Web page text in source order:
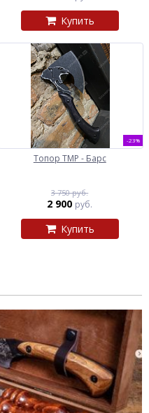
Купить
-23%
Топор ТМР - Барс
3 750 руб.
2 900 руб.
Купить